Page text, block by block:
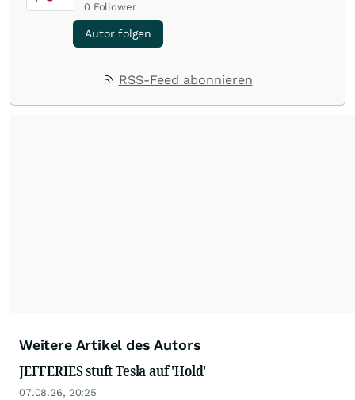
0 Follower
Autor folgen
RSS-Feed abonnieren
Weitere Artikel des Autors
JEFFERIES stuft Tesla auf 'Hold'
07.08.26, 20:25